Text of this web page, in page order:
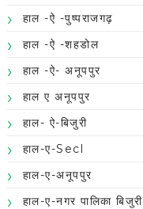
हाल -ऐ -पुष्पराजगढ़
हाल -ऐ -शहडोल
हाल -ऐ- अनूपपुर
हाल ए अनूपपुर
हाल- ऐ-बिजुरी
हाल-ए-Secl
हाल-ए-अनूपपुर
हाल-ए-नगर पालिका